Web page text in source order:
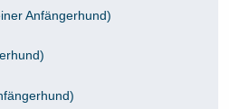
Anfängerhund)